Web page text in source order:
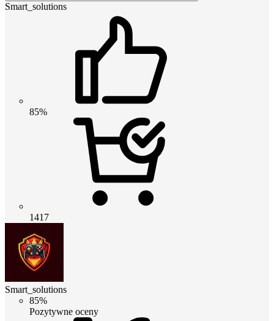
Smart_solutions
85%
1417
Smart_solutions
85%
Pozytywne oceny